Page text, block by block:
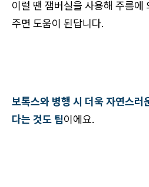
이럴 땐 잼버실을 사용해 주름에
주면 도움이 된답니다.
보톡스와 병행 시 더욱 자연스러
다는 것도 팁이에요.